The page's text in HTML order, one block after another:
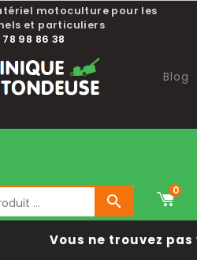
motoculture pour les
et particuliers
98 86 38
Blog

0
Vous ne trouvez